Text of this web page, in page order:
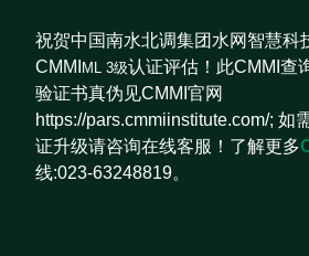
祝贺中国南水北调集团水网智慧科
CMMI ML 3级认证评估！此CMMI查
验证书真伪见CMMI官网
https://pars.cmmiinstitute.com/; 如
证升级请咨询在线客服！了解更多
线:023-63248819。